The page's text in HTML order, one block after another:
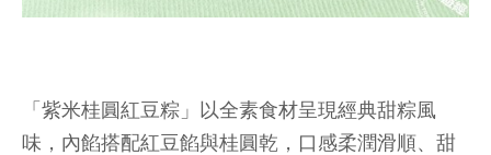
「紫米桂圓紅豆粽」以全素食材呈現經典甜粽風
味，內餡搭配紅豆餡與桂圓乾，口感柔潤滑順、甜